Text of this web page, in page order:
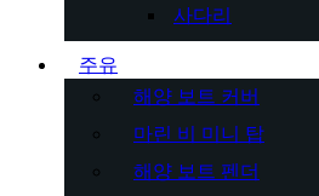
사다리
주유
해양 보트 커버
마린 비 미니 탑
해양 보트 펜더